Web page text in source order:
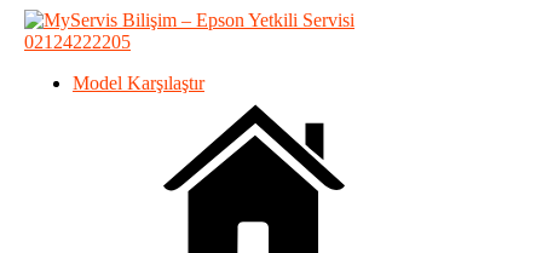
02124222205
Model Karşılaştır